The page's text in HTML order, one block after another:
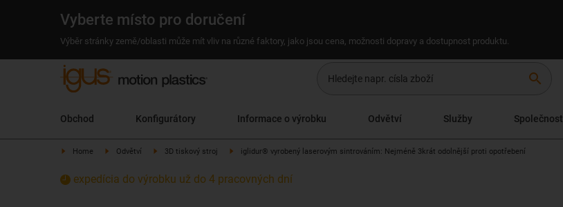
Vyberte místo pro doručení
Výběr stránky země/oblasti může mít vliv na různé faktory, jako jsou cena, možnosti dopravy a dostupnost produktu.
search
Obchod Konfigurátory Informace o výrobku Odvětví Služby Společnost
Home Odvětví 3D tiskový stroj iglidur® vyrobený laserovým sintrováním: Nejméně 3krát odolnější proti opotřebení
expedícia do výrobku už do 4 pracovných dní